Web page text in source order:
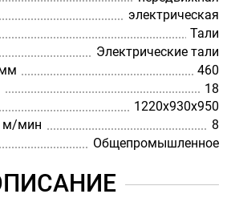
электрическая
Тали
Электрические тали
460
18
1220х930х950
м/мин
8
Общепромышленное